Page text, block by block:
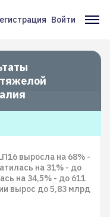
Войти
выросла на 68% -
на 31% - до
на 34,5% - до 611
вырос до 5,83 млрд